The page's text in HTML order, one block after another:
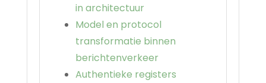
in architectuur
Model en protocol
transformatie binnen
berichtenverkeer
Authentieke registers